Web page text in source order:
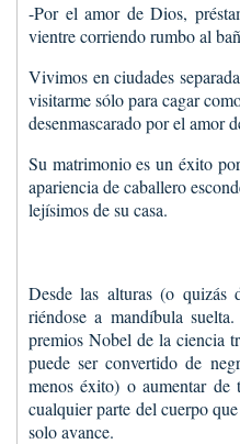
-Por el amor de Dios,
vientre corriendo rumbo al
Vivimos en ciudades
visitarme sólo para cagar
desenmascarado por el amor
Su matrimonio es un éxito
apariencia de caballero
lejísimos de su casa.
Desde las alturas (o quizás
riéndose a mandíbula
premios Nobel de la ciencia
puede ser convertido de
menos éxito) o aumentar
cualquier parte del cuerpo
solo avance.